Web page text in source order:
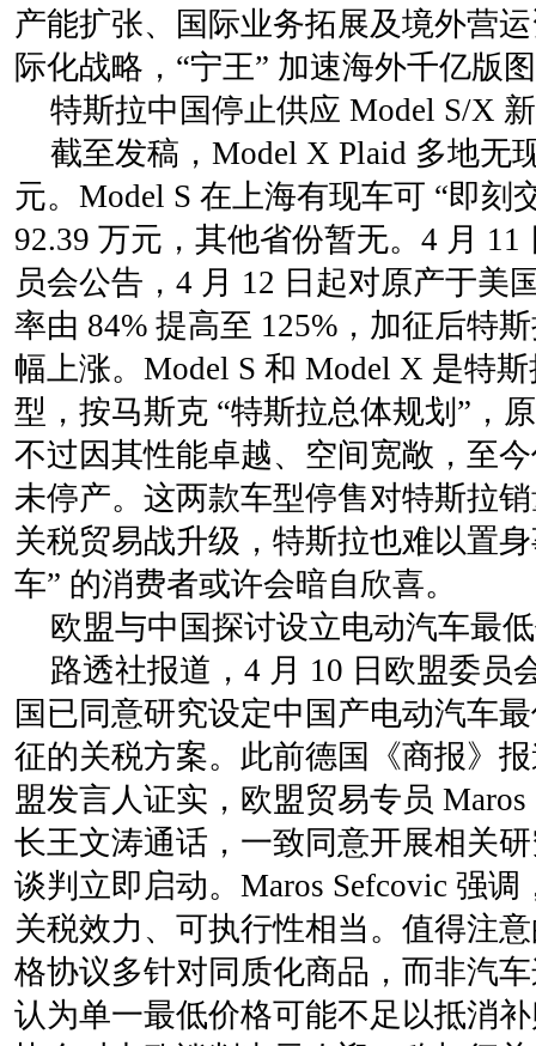
产能扩张、国际业务拓展及境外营
际化战略，“宁王” 加速海外千亿版
特斯拉中国停止供应 Model S/X
截至发稿，Model X Plaid 多地无
元。Model S 在上海有现车可 “即刻
92.39 万元，其他省份暂无。4 月
员会公告，4 月 12 日起对原产于美
率由 84% 提高至 125%，加征后特
幅上涨。Model S 和 Model X 是特
型，按马斯克 “特斯拉总体规划”，
不过因其性能卓越、空间宽敞，至
未停产。这两款车型停售对特斯拉
关税贸易战升级，特斯拉也难以置
车” 的消费者或许会暗自欣喜。
欧盟与中国探讨设立电动汽车最
路透社报道，4 月 10 日欧盟委员
国已同意研究设定中国产电动汽车
征的关税方案。此前德国《商报》
盟发言人证实，欧盟贸易专员
长王文涛通话，一致同意开展相关
谈判立即启动。Maros Sefcovic 强
关税效力、可执行性相当。值得注
格协议多针对同质化商品，而非汽
认为单一最低价格可能不足以抵消